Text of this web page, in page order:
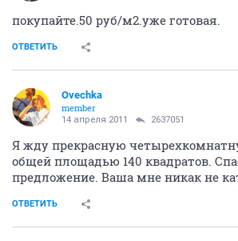
покупайте.50 руб/м2.уже готовая.
ОТВЕТИТЬ
Ovechka
member
14 апреля 2011 2637051
Я жду прекрасную
общей площадью 140 квадратов.
предложение. Ваша мне никак не
ОТВЕТИТЬ